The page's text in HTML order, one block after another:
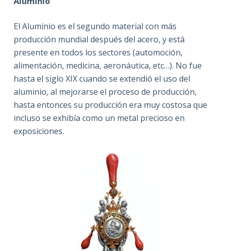
El Aluminio es el segundo material con más
producción mundial después del acero, y está
presente en todos los sectores (automoción,
alimentación, medicina, aeronáutica, etc…). No fue
hasta el siglo XIX cuando se extendió el uso del
aluminio, al mejorarse el proceso de producción,
hasta entonces su producción era muy costosa que
incluso se exhibía como un metal precioso en
exposiciones.